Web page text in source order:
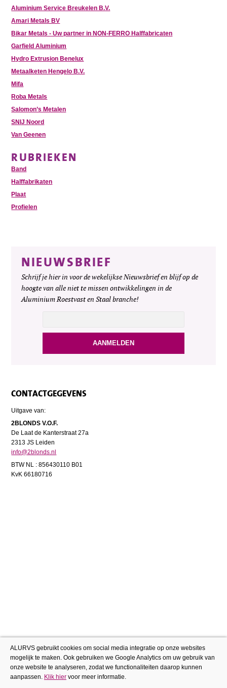
Aluminium Service Breukelen B.V.
Amari Metals BV
Bikar Metals - Uw partner in NON-FERRO Halffabricaten
Garfield Aluminium
Hydro Extrusion Benelux
Metaalketen Hengelo B.V.
Mifa
Roba Metals
Salomon’s Metalen
SNIJ Noord
Van Geenen
RUBRIEKEN
Band
Halffabrikaten
Plaat
Profielen
NIEUWSBRIEF
Schrijf je hier in voor de wekelijkse Nieuwsbrief en blijf op de
hoogte van alle niet te missen ontwikkelingen in de
Aluminium Roestvast en Staal branche!
CONTACTGEGEVENS
Uitgave van:
2BLONDS V.O.F.
De Laat de Kanterstraat 27a
2313 JS Leiden
info@2blonds.nl
BTW NL : 856430110 B01
KvK 66180716
ALURVS gebruikt cookies om social media integratie op onze websites
mogelijk te maken. Ook gebruiken we Google Analytics om uw gebruik van
onze website te analyseren, zodat we functionaliteiten daarop kunnen
aanpassen. Klik hier voor meer informatie.